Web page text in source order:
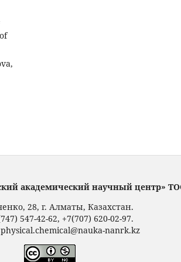
академический научный центр»
28, г. Алматы, Казахстан.
547-42-62, +7(707) 620-02-97.
nanrk.kz